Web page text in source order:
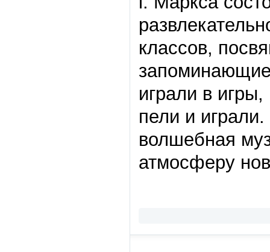
классов,
играли в
пели и
волшебная
атмосферу